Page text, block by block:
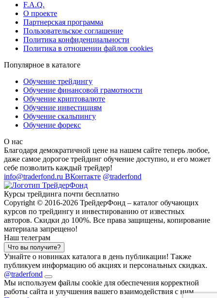
F.A.Q.
О проекте
Партнерская программа
Пользовательское соглашение
Политика конфиденциальности
Политика в отношении файлов cookies
Популярное в каталоге
Обучение трейдингу
Обучение финансовой грамотности
Обучение криптовалюте
Обучение инвестициям
Обучение скальпингу
Обучение форекс
О нас
Благодаря демократичной цене на нашем сайте теперь любое,
даже самое дорогое трейдинг обучение доступно, и его может
себе позволить каждый трейдер!
info@traderfond.ru ВКонтакте @traderfond
Курсы трейдинга почти бесплатно
Copyright © 2016-2026 ТрейдерФонд – каталог обучающих
курсов по трейдингу и инвестированию от известных
авторов. Скидки до 100%. Все права защищены, копирование
материала запрещено!
Наш телеграм
Что вы получите?
Узнайте о новинках каталога в день публикации! Также
публикуем информацию об акциях и персональных скидках.
@traderfond
Мы используем файлы cookie для обеспечения корректной
работы сайта и улучшения вашего взаимодействия с ним.